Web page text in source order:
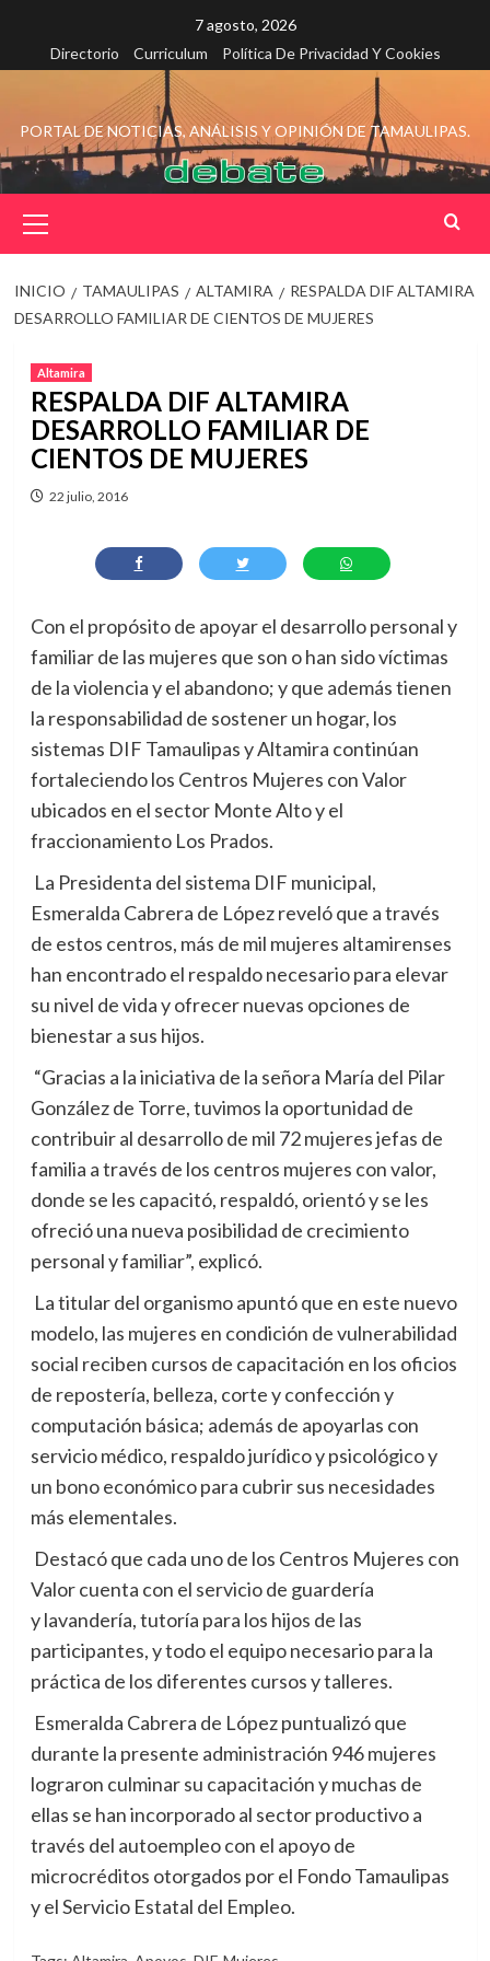
contenido
7 agosto, 2026
Directorio
Curriculum Política De Privacidad Y Cookies
PORTAL DE NOTICIAS, ANÁLISIS Y OPINIÓN DE TAMAULIPAS.
principal
INICIO TAMAULIPAS ALTAMIRA
RESPALDA DIF ALTAMIRA
DESARROLLO FAMILIAR DE CIENTOS DE MUJERES
Altamira
RESPALDA DIF ALTAMIRA
DESARROLLO FAMILIAR DE
CIENTOS DE MUJERES
22 julio, 2016
Con el propósito de apoyar el desarrollo personal y
familiar de las mujeres que son o han sido víctimas
de la violencia y el abandono; y que además tienen
la responsabilidad de sostener un hogar, los
sistemas DIF Tamaulipas y Altamira continúan
fortaleciendo los Centros Mujeres con Valor
ubicados en el sector Monte Alto y el
fraccionamiento Los Prados.
La Presidenta del sistema DIF municipal,
Esmeralda Cabrera de López reveló que a través
de estos centros, más de mil mujeres altamirenses
han encontrado el respaldo necesario para elevar
su nivel de vida y ofrecer nuevas opciones de
bienestar a sus hijos.
“Gracias a la iniciativa de la señora María del Pilar
González de Torre, tuvimos la oportunidad de
contribuir al desarrollo de mil 72 mujeres jefas de
familia a través de los centros mujeres con valor,
donde se les capacitó, respaldó, orientó y se les
ofreció una nueva posibilidad de crecimiento
personal y familiar”, explicó.
La titular del organismo apuntó que en este nuevo
modelo, las mujeres en condición de vulnerabilidad
social reciben cursos de capacitación en los oficios
de repostería, belleza, corte y confección y
computación básica; además de apoyarlas con
servicio médico, respaldo jurídico y psicológico y
un bono económico para cubrir sus necesidades
más elementales.
Destacó que cada uno de los Centros Mujeres con
Valor cuenta con el servicio de guardería
y lavandería, tutoría para los hijos de las
participantes, y todo el equipo necesario para la
práctica de los diferentes cursos y talleres.
Esmeralda Cabrera de López puntualizó que
durante la presente administración 946 mujeres
lograron culminar su capacitación y muchas de
ellas se han incorporado al sector productivo a
través del autoempleo con el apoyo de
microcréditos otorgados por el Fondo Tamaulipas
y el Servicio Estatal del Empleo.